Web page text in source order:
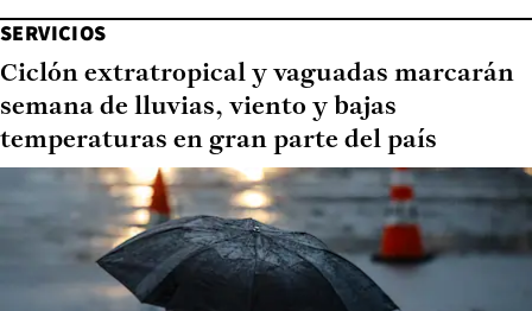
SERVICIOS
Ciclón extratropical y vaguadas marcarán
semana de lluvias, viento y bajas
temperaturas en gran parte del país